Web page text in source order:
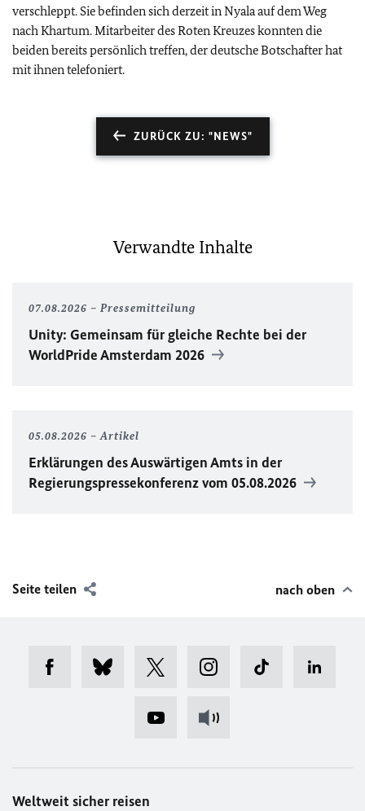
verschleppt. Sie befinden sich derzeit in Nyala auf dem Weg
nach Khartum. Mitarbeiter des Roten Kreuzes konnten die
beiden bereits persönlich treffen, der deutsche Botschafter hat
mit ihnen telefoniert.
ZURÜCK ZU: "NEWS"
Verwandte Inhalte
07.08.2026 Pressemitteilung
Unity: Gemeinsam für gleiche Rechte bei der
WorldPrideAmsterdam 2026
05.08.2026 Artikel
Erklärungen des Auswärtigen Amts in der
Regierungspressekonferenz vom 05.08.2026
Seite teilen nach oben
Weltweit sicher reisen